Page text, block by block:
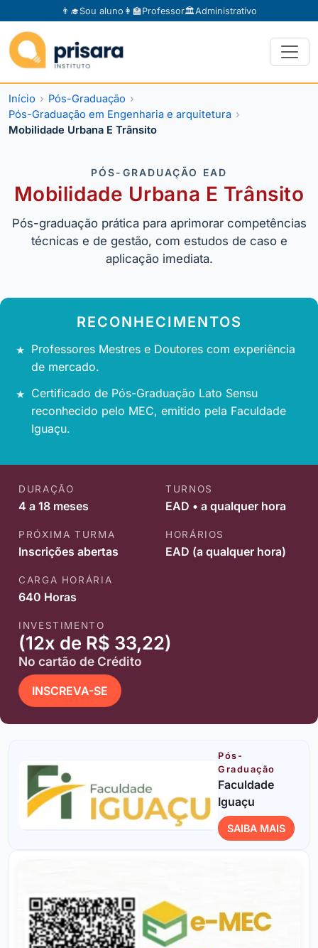
👨‍🎓Sou aluno 👩‍🏫Professor🏛️Administrativo
Início
Pós-Graduação
Pós-Graduação em Engenharia e arquitetura
Mobilidade Urbana E Trânsito
PÓS-GRADUAÇÃO EAD
Mobilidade Urbana E Trânsito
Pós-graduação prática para aprimorar competências
técnicas e de gestão, com estudos de caso e
aplicação imediata.
RECONHECIMENTOS
Professores Mestres e Doutores com experiência
de mercado.
Certificado de Pós-Graduação Lato Sensu
reconhecido pelo MEC, emitido pela Faculdade
Iguaçu.
DURAÇÃO
4 a 18 meses
TURNOS
EAD • a qualquer hora
PRÓXIMA TURMA
Inscrições abertas
HORÁRIOS
EAD (a qualquer hora)
CARGA HORÁRIA
640 Horas
INVESTIMENTO
(12x de R$ 33,22)
No cartão de Crédito
INSCREVA-SE
Pós-
Graduação
Faculdade
Iguaçu
SAIBA MAIS